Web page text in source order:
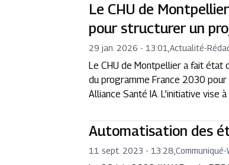
Le CHU de
pour structurer un
29 jan. 2026 - 13:01 ,Actualité-
Le CHU de Montpellier a fait état
du programme France 2030
Alliance Santé IA. L’initiative vise
Automatisation des
11 sept. 2023 - 13:28 ,Communiqué-